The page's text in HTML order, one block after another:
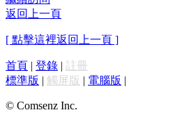
返回上一頁
[ 點擊這裡返回上一頁 ]
首頁 | 登錄 | 註冊
標準版 | 觸屏版 | 電腦版 |
© Comsenz Inc.